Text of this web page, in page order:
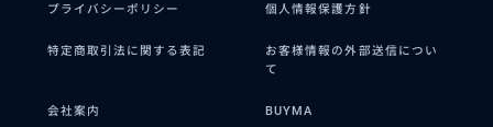
プライバシーポリシー 個人情報保護方針
特定商取引法に関する表記
お客様情報の外部送信につい
て
会社案内 BUYMA